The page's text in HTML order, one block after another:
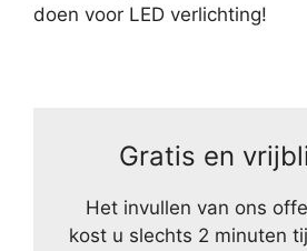
doen voor LED verlichting!
Gratis en
Het invullen van ons
kost u slechts 2 minuten